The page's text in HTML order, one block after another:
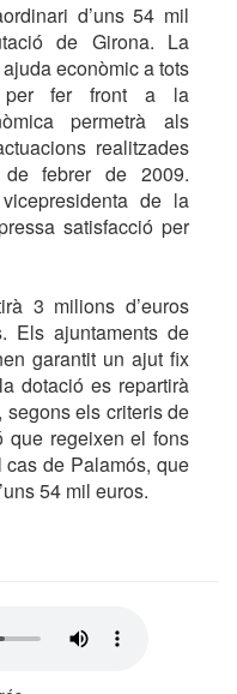
d’uns 54 mil
de Girona. La
econòmic a tots
per fer front a la
permetrà als
realitzades
febrer de 2009.
de la
satisfacció per
3 milions d’euros
Els ajuntaments de
garantit un ajut fix
dotació es repartirà
els criteris de
que regeixen el fons
de Palamós, que
54 mil euros.